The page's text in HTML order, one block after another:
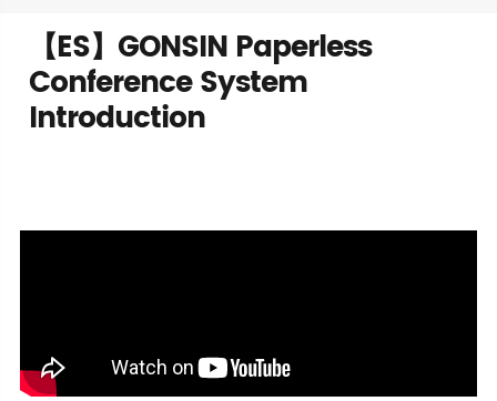
【ES】GONSIN Paperless
Conference System
Introduction